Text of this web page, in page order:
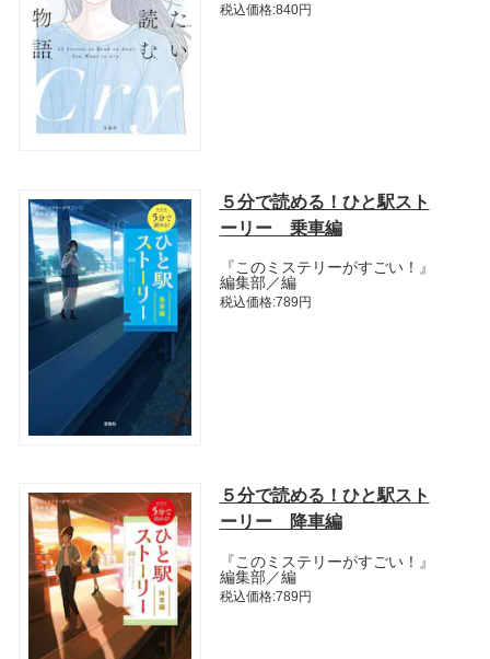
税込価格:840円
５分で読める！ひと駅スト
ーリー 乗車編
『このミステリーがすごい！』
編集部／編
税込価格:789円
５分で読める！ひと駅スト
ーリー 降車編
『このミステリーがすごい！』
編集部／編
税込価格:789円